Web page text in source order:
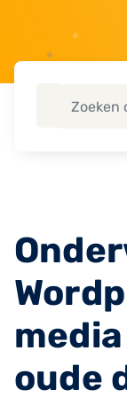
oude